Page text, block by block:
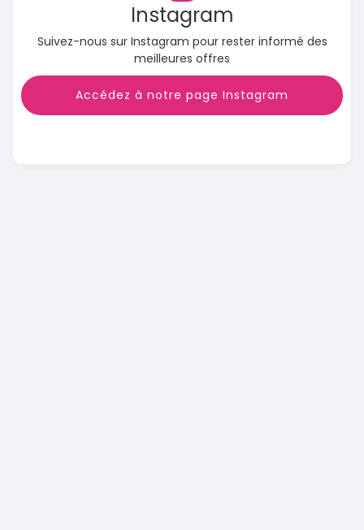
Instagram
Suivez-nous sur Instagram pour rester informé des
meilleures offres
Accédez à notre page Instagram